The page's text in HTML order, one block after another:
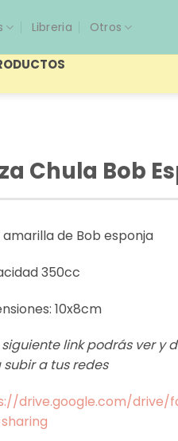
Libreria Otros
Chula Bob
amarilla de Bob esponja
350cc
10x8cm
siguiente link podrás ver
a tus redes
drive.google.com/drive/